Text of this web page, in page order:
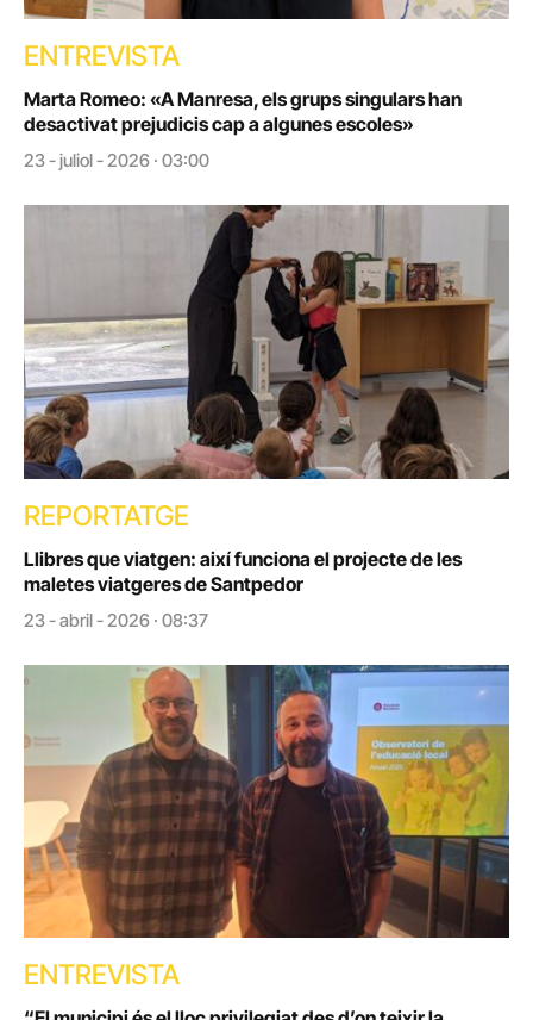
ENTREVISTA
Marta Romeo: «A Manresa, els grups singulars han
desactivat prejudicis cap a algunes escoles»
23 - juliol - 2026 · 03:00
REPORTATGE
Llibres que viatgen: així funciona el projecte de les
maletes viatgeres de Santpedor
23 - abril - 2026 · 08:37
ENTREVISTA